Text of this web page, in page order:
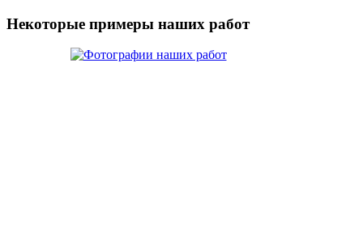
Некоторые примеры наших работ